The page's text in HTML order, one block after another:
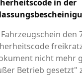
in der
den
nicht mehr
Betrieb gesetzt"